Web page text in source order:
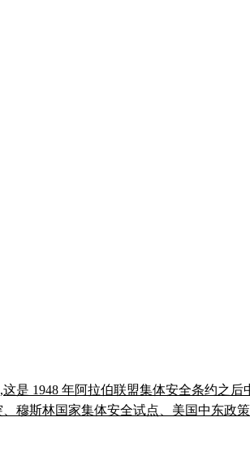
是 1948 年阿拉伯联盟集体安全条约
穆斯林国家集体安全试点、美国中东政策